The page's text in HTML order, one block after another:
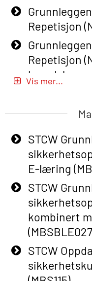
Repetisjon
Repetisjon
E-læring
Basic
Adaptive E-
Basic Safety
Course
Basic Safety
Course
Basic Safety
Course
response
learning
Vis mer...
STCW
E-læring
STCW
kombinert
STCW